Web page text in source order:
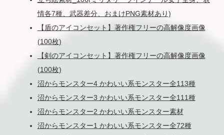
情各7種、武器差分、おまけPNG素材あり)
【盾のアイコンセット】著作権フリーの高解像度画像
(100枚)
【剣のアイコンセット】著作権フリーの高解像度画像
(100枚)
沼からモンスター4 かわいい系モンスター全113種
沼からモンスター3 かわいい系モンスター全111種
沼からモンスター2 かわいい系モンスター素材
沼からモンスター1 かわいい系モンスター全72種